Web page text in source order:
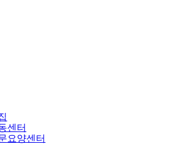
센터
요양센터